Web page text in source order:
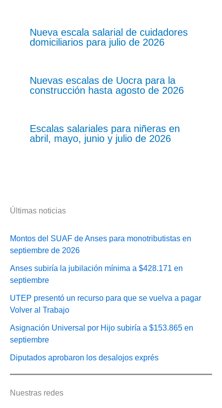
Nueva escala salarial de cuidadores
domiciliarios para julio de 2026
Nuevas escalas de Uocra para la
construcción hasta agosto de 2026
Escalas salariales para niñeras en
abril, mayo, junio y julio de 2026
Últimas noticias
Montos del SUAF de Anses para monotributistas en
septiembre de 2026
Anses subiría la jubilación mínima a $428.171 en
septiembre
UTEP presentó un recurso para que se vuelva a pagar
Volver al Trabajo
Asignación Universal por Hijo subiría a $153.865 en
septiembre
Diputados aprobaron los desalojos exprés
Nuestras redes